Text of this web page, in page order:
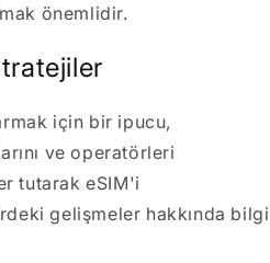
önemlidir.
için bir ipucu,
ve operatörleri
tutarak eSIM'i
gelişmeler hakkında bilgi